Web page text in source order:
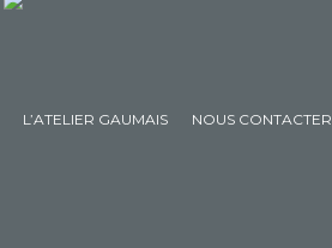
L’ATELIER GAUMAIS NOUS CONTACTER